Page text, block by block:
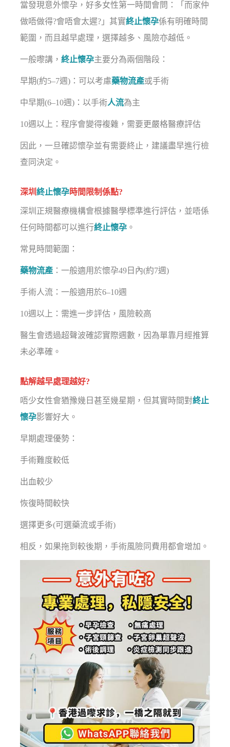
當發現意外懷孕，好多女性第一時間會問：「而家仲
做唔做得?會唔會太遲?」其實終止懷孕係有明確時間
範圍，而且越早處理，選擇越多、風險亦越低。
一般嚟講，終止懷孕主要分為兩個階段：
早期(約5–7週)：可以考慮藥物流產或手術
中早期(6–10週)：以手術人流為主
10週以上：程序會變得複雜，需要更嚴格醫療評估
因此，一旦確認懷孕並有需要終止，建議盡早進行檢
查同決定。
深圳終止懷孕時間限制係點?
深圳正規醫療機構會根據醫學標準進行評估，並唔係
任何時間都可以進行終止懷孕 。
常見時間範圍：
藥物流產 ：一般適用於懷孕49日內(約7週)
手術人流：一般適用於6–10週
10週以上：需進一步評估，風險較高
醫生會透過超聲波確認實際週數，因為單靠月經推算
未必準確。
點解越早處理越好?
唔少女性會猶豫幾日甚至幾星期，但其實時間對終止
懷孕影響好大。
早期處理優勢：
手術難度較低
出血較少
恢復時間較快
選擇更多(可選藥流或手術)
相反，如果拖到較後期，手術風險同費用都會增加。